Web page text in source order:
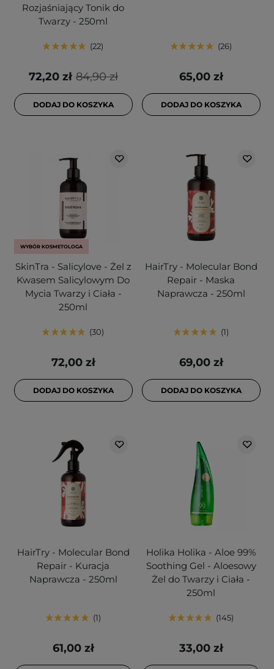
Rozjaśniający Tonik do
Twarzy - 250ml
22
84,90 zł
72,20 zł
DODAJ DO KOSZYKA
26
65,00 zł
DODAJ DO KOSZYKA
WYBÓR KOSMETOLOGA
SkinTra - Salicylove - Żel z
Kwasem Salicylowym Do
Mycia Twarzy i Ciała -
250ml
30
72,00 zł
DODAJ DO KOSZYKA
HairTry - Molecular Bond
Repair - Maska
Naprawcza - 250ml
1
69,00 zł
DODAJ DO KOSZYKA
HairTry - Molecular Bond
Repair - Kuracja
Naprawcza - 250ml
1
61,00 zł
Holika Holika - Aloe 99%
Soothing Gel - Aloesowy
Żel do Twarzy i Ciała -
250ml
145
33,00 zł